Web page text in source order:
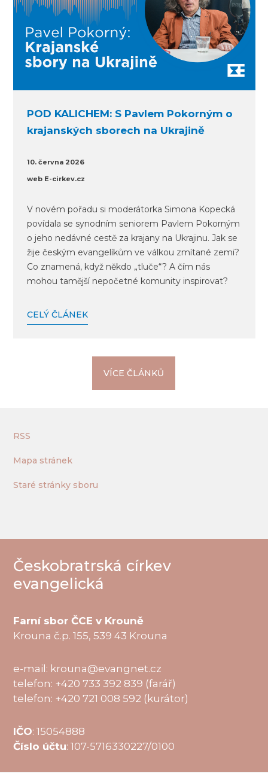
POD KALICHEM: S Pavlem Pokorným o
krajanských sborech na Ukrajině
10. června 2026
web E-cirkev.cz
V novém pořadu si moderátorka Simona Kopecká
povídala se synodním seniorem Pavlem Pokorným
o jeho nedávné cestě za krajany na Ukrajinu. Jak se
žije českým evangelíkům ve válkou zmítané zemi?
Co znamená, když někdo „tluče“? A čím nás
mohou tamější nepočetné komunity inspirovat?
CELÝ ČLÁNEK
VÍCE ČLÁNKŮ
RSS
Mapa stránek
Staré stránky sboru
Českobratrská církev
evangelická
Farní sbor ČCE v Krouně
Krouna č.p. 155, 539 43 Krouna
e-mail: krouna@evangnet.cz
telefon: +420 733 392 839 (farář)
telefon: +420 721 008 592 (kurátor)
IČO: 15054888
Číslo účtu: 107-5716330227/0100